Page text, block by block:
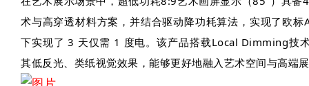
术与高穿透材料方案，并结合驱动降功耗算法，实现了欧
下实现了 3 天仅需 1 度电。该产品搭载Local Dimming技
其低反光、类纸视觉效果，能够更好地融入艺术空间与高端